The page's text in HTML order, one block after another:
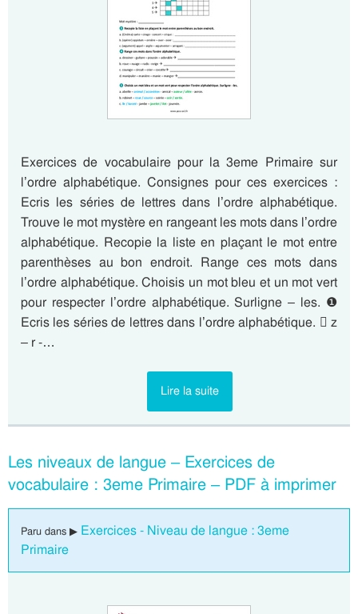
Exercices de vocabulaire pour la 3eme Primaire sur
l’ordre alphabétique. Consignes pour ces exercices :
Ecris les séries de lettres dans l’ordre alphabétique.
Trouve le mot mystère en rangeant les mots dans l’ordre
alphabétique. Recopie la liste en plaçant le mot entre
parenthèses au bon endroit. Range ces mots dans
l’ordre alphabétique. Choisis un mot bleu et un mot vert
pour respecter l’ordre alphabétique. Surligne – les. ❶
Ecris les séries de lettres dans l’ordre alphabétique.  z
– r -…
Lire la suite
Les niveaux de langue – Exercices de
vocabulaire : 3eme Primaire – PDF à imprimer
Paru dans ▶ Exercices - Niveau de langue : 3eme
Primaire